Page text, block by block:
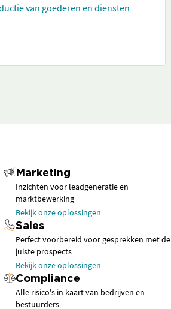
van goederen en diensten
Marketing
Inzichten voor leadgeneratie en
marktbewerking
Bekijk onze oplossingen
Sales
Perfect voorbereid voor gesprekken met de
juiste prospects
Bekijk onze oplossingen
Compliance
Alle risico's in kaart van bedrijven en
bestuurders